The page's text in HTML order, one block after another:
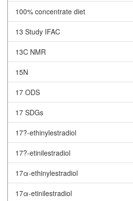
100% concentrate diet
13 Study IFAC
13C NMR
15N
17 ODS
17 SDGs
17?-ethinylestradiol
17?-etinilestradiol
17α-ethinylestradiol
17α-etinilestradiol